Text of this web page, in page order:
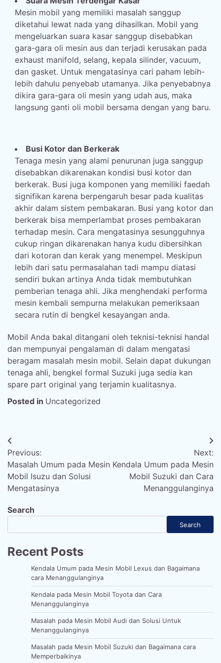
Mesin mobil yang memiliki masalah sanggup
diketahui lewat nada yang dihasilkan. Mobil yang
mengeluarkan suara kasar sanggup disebabkan
gara-gara oli mesin aus dan terjadi kerusakan pada
exhaust manifold, selang, kepala silinder, vacuum,
dan gasket. Untuk mengatasinya cari paham lebih-
lebih dahulu penyebab utamanya. Jika penyebabnya
dikira gara-gara oli mesin yang udah aus, maka
langsung ganti oli mobil bersama dengan yang baru.
Busi Kotor dan Berkerak
Tenaga mesin yang alami penurunan juga sanggup
disebabkan dikarenakan kondisi busi kotor dan
berkerak. Busi juga komponen yang memiliki faedah
signifikan karena berpengaruh besar pada kualitas
akhir dalam sistem pembakaran. Busi yang kotor dan
berkerak bisa memperlambat proses pembakaran
terhadap mesin. Cara mengatasinya sesungguhnya
cukup ringan dikarenakan hanya kudu dibersihkan
dari kotoran dan kerak yang menempel. Meskipun
lebih dari satu permasalahan tadi mampu diatasi
sendiri bukan artinya Anda tidak membutuhkan
pemberian tenaga ahli. Jika menghendaki performa
mesin kembali sempurna melakukan pemeriksaan
secara rutin di bengkel kesayangan anda.
Mobil Anda bakal ditangani oleh teknisi-teknisi handal
dan mempunyai pengalaman di dalam mengatasi
beragam masalah mesin mobil. Selain dapat dukungan
tenaga ahli, bengkel formal Suzuki juga sedia kan
spare part original yang terjamin kualitasnya.
Posted in Uncategorized
Post
navigation
Previous:
Masalah Umum pada Mesin
Mobil Isuzu dan Solusi
Mengatasinya
Next:
Kendala Umum pada Mesin
Mobil Suzuki dan Cara
Menanggulanginya
Search
Search
Recent Posts
Kendala Umum pada Mesin Mobil Lexus dan Bagaimana
cara Menanggulanginya
Kendala pada Mesin Mobil Toyota dan Cara
Menanggulanginya
Masalah pada Mesin Mobil Audi dan Solusi Untuk
Menanggulanginya
Masalah pada Mesin Mobil Suzuki dan Bagaimana cara
Memperbaikinya